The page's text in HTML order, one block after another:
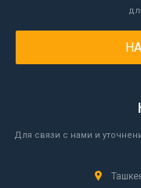
Для связи с нами и